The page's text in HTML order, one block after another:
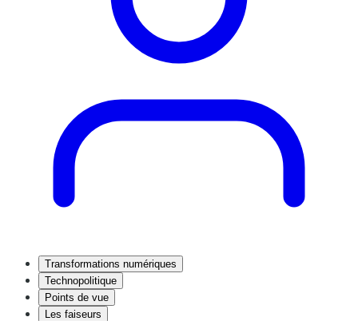
Transformations numériques
Technopolitique
Points de vue
Les faiseurs